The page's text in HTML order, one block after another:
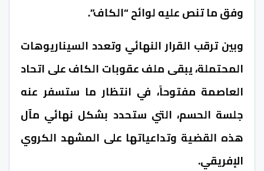
وفق ما تنص عليه لوائح “الكاف”.
وبين ترقب القرار النهائي وتعدد السيناريوهات
المحتملة، يبقى ملفعقوبات الكاف على اتحاد
العاصمة مفتوحاً، في انتظار ما ستسفر عنه
جلسة الحسم، التي ستحدد بشكل نهائي مآل
هذه القضية وتداعياتها على المشهد الكروي
الإفريقي.